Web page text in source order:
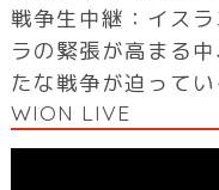
戦争生中継：イス
ラの緊張が高まる
たな戦争が迫ってい
WION LIVE